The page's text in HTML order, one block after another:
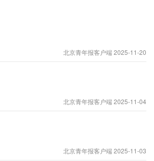
北京青年报客户端 2025-11-20
北京青年报客户端 2025-11-04
北京青年报客户端 2025-11-03